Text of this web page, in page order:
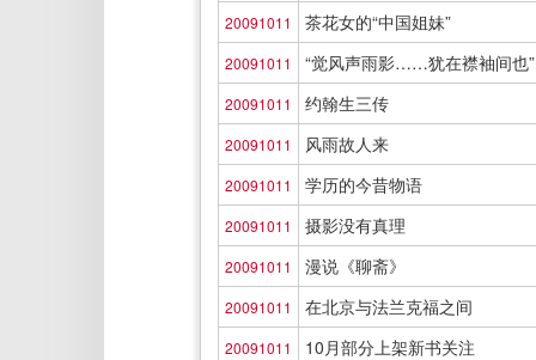
20091011 茶花女的“中国姐妹”
20091011 “觉风声雨影……犹在襟袖间也”
20091011 约翰生三传
20091011 风雨故人来
20091011 学历的今昔物语
20091011 摄影没有真理
20091011 漫说《聊斋》
20091011 在北京与法兰克福之间
20091011 10月部分上架新书关注